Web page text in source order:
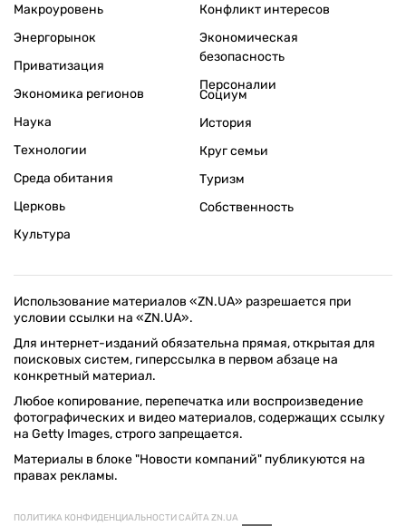
Макроуровень
Энергорынок
Приватизация
Экономика регионов
Конфликт интересов
Экономическая
безопасность
Персоналии
Наука
Технологии
Среда обитания
Церковь
Культура
Социум
История
Круг семьи
Туризм
Собственность
Использование материалов «ZN.UA» разрешается при
условии ссылки на «ZN.UA».
Для интернет-изданий обязательна прямая, открытая для
поисковых систем, гиперссылка в первом абзаце на
конкретный материал.
Любое копирование, перепечатка или воспроизведение
фотографических и видео материалов, содержащих ссылку
на Getty Images, строго запрещается.
Материалы в блоке "Новости компаний" публикуются на
правах рекламы.
ПОЛИТИКА КОНФИДЕНЦИАЛЬНОСТИ САЙТА ZN.UA